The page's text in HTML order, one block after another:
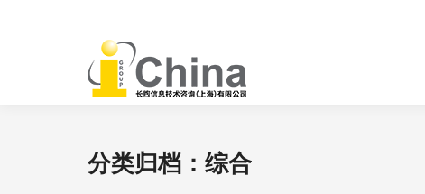
分类归档： 综合